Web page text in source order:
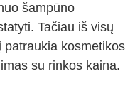
šampūno
Tačiau iš visų
patraukia kosmetikos
su rinkos kaina.